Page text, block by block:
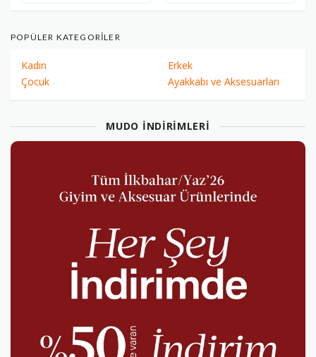
POPÜLER KATEGORILER
Kadın
Erkek
Çocuk
Ayakkabı ve Aksesuarları
MUDO İNDIRIMLERI